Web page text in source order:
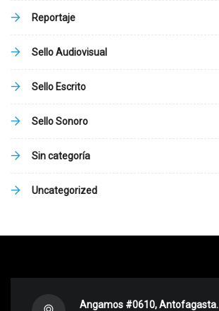
Reportaje
Sello Audiovisual
Sello Escrito
Sello Sonoro
Sin categoría
Uncategorized
Angamos #0610, Antofagasta.